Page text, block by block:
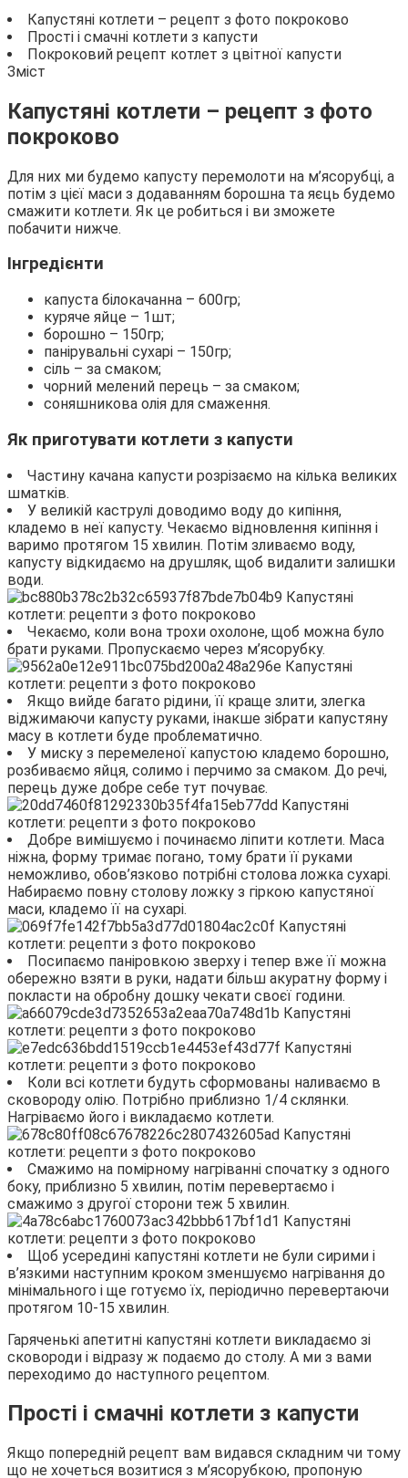
Капустяні котлети – рецепт з фото покроково
Прості і смачні котлети з капусти
Покроковий рецепт котлет з цвітної капусти
Зміст
Капустяні котлети – рецепт з фото
покроково
Для них ми будемо капусту перемолоти на м’ясорубці, а
потім з цієї маси з додаванням борошна та яєць будемо
смажити котлети. Як це робиться і ви зможете
побачити нижче.
Інгредієнти
капуста білокачанна – 600гр;
куряче яйце – 1шт;
борошно – 150гр;
панірувальні сухарі – 150гр;
сіль – за смаком;
чорний мелений перець – за смаком;
соняшникова олія для смаження.
Як приготувати котлети з капусти
Частину качана капусти розрізаємо на кілька великих
шматків.
У великій каструлі доводимо воду до кипіння,
кладемо в неї капусту. Чекаємо відновлення кипіння і
варимо протягом 15 хвилин. Потім зливаємо воду,
капусту відкидаємо на друшляк, щоб видалити залишки
води.
Чекаємо, коли вона трохи охолоне, щоб можна було
брати руками. Пропускаємо через м’ясорубку.
Якщо вийде багато рідини, її краще злити, злегка
віджимаючи капусту руками, інакше зібрати капустяну
масу в котлети буде проблематично.
У миску з перемеленої капустою кладемо борошно,
розбиваємо яйця, солимо і перчимо за смаком. До речі,
перець дуже добре себе тут почуває.
Добре вимішуємо і починаємо ліпити котлети. Маса
ніжна, форму тримає погано, тому брати її руками
неможливо, обов’язково потрібні столова ложка сухарі.
Набираємо повну столову ложку з гіркою капустяної
маси, кладемо її на сухарі.
Посипаємо паніровкою зверху і тепер вже її можна
обережно взяти в руки, надати більш акуратну форму і
покласти на обробну дошку чекати своєї години.
Коли всі котлети будуть сформованы наливаємо в
сковороду олію. Потрібно приблизно 1/4 склянки.
Нагріваємо його і викладаємо котлети.
Смажимо на помірному нагріванні спочатку з одного
боку, приблизно 5 хвилин, потім перевертаємо і
смажимо з другої сторони теж 5 хвилин.
Щоб усередині капустяні котлети не були сирими і
в’язкими наступним кроком зменшуємо нагрівання до
мінімального і ще готуємо їх, періодично перевертаючи
протягом 10-15 хвилин.
Гаряченькі апетитні капустяні котлети викладаємо зі
сковороди і відразу ж подаємо до столу. А ми з вами
переходимо до наступного рецептом.
Прості і смачні котлети з капусти
Якщо попередній рецепт вам видався складним чи тому
що не хочеться возитися з м’ясорубкою, пропоную